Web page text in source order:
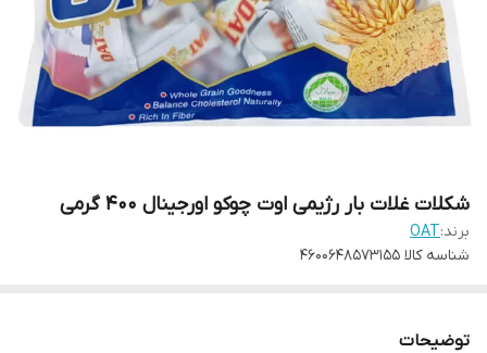
شکلات غلات بار رژیمی اوت چوکو اورجینال 400 گرمی
برند:OAT
شناسه کالا 4600648573155
توضیحات